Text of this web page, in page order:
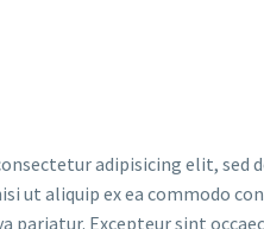
adipisicing elit, sed
ut aliquip ex ea commodo
Excepteur sint